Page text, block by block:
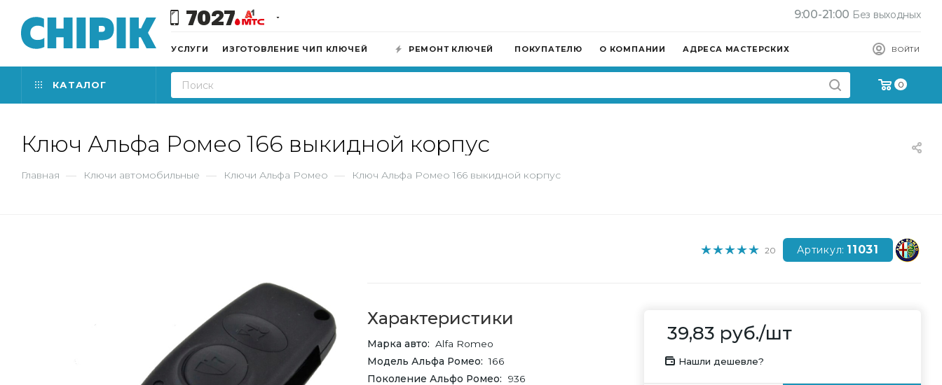
7027 9:00-21:00 Без выходных
ВОЙТИ
УСЛУГИ ИЗГОТОВЛЕНИЕ ЧИП КЛЮЧЕЙ РЕМОНТ КЛЮЧЕЙ ПОКУПАТЕЛЮ О КОМПАНИИ АДРЕСА МАСТЕРСКИХ
0
КАТАЛОГ
Ключ Альфа Ромео 166 выкидной корпус
Главная — Ключи автомобильные — Ключи Альфа Ромео — Ключ Альфа Ромео 166 выкидной корпус
20 Артикул: 11031
Характеристики
Марка авто
Alfa Romeo
Модель Альфа Ромео
166
Поколение Альфо Ромео
936
39,83 руб./шт
Нашли дешевле?